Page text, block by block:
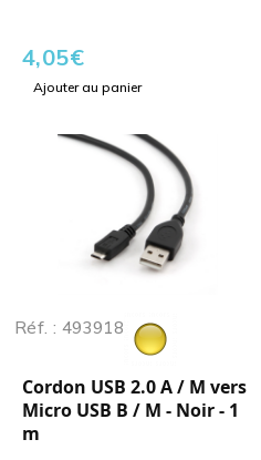
4,05€
Ajouter au panier
Réf. : 493918
Cordon USB 2.0 A / M vers
Micro USB B / M - Noir - 1
m